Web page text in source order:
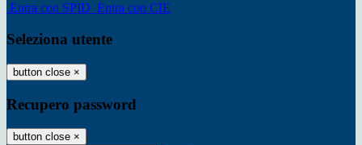
Entra con SPID Entra con CIE
Seleziona utente
button close ×
Recupero password
button close ×